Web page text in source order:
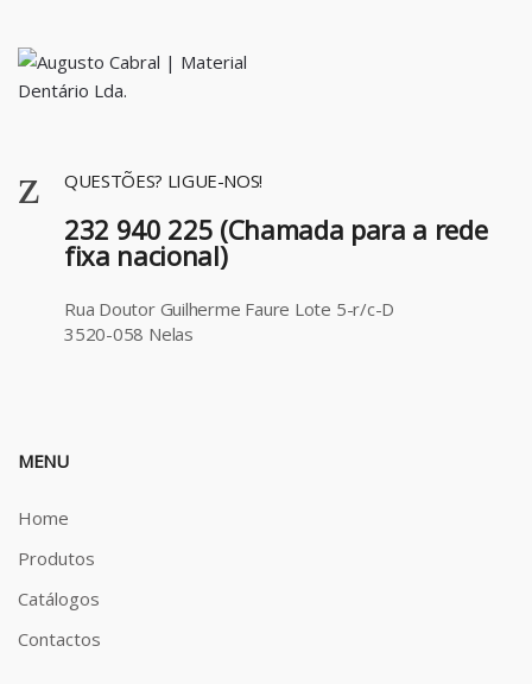
QUESTÕES? LIGUE-NOS!
232 940 225 (Chamada para a rede
fixa nacional)
Rua Doutor Guilherme Faure Lote 5-r/c-D
3520-058 Nelas
MENU
Home
Produtos
Catálogos
Contactos